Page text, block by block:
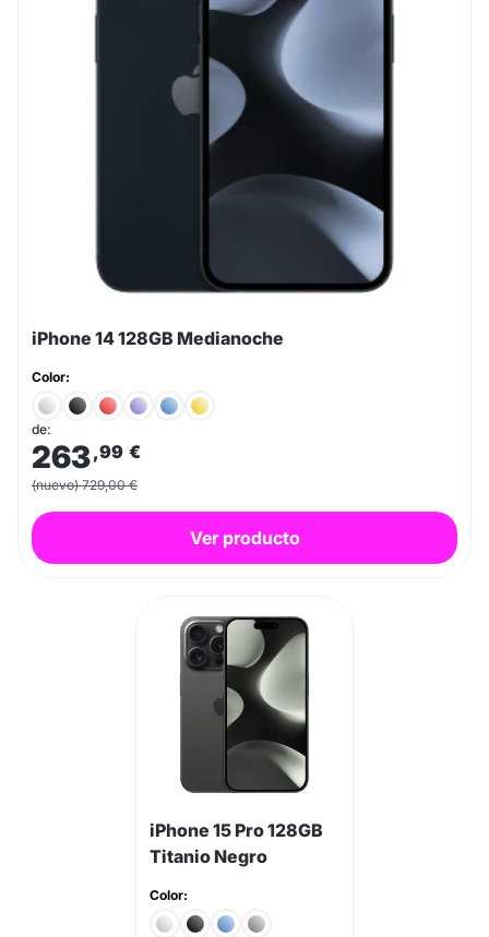
iPhone 14 128GB Medianoche
Color:
de:
263,99 €
(nuevo) 729,00 €
Ver producto
iPhone 15 Pro 128GB
Titanio Negro
Color: